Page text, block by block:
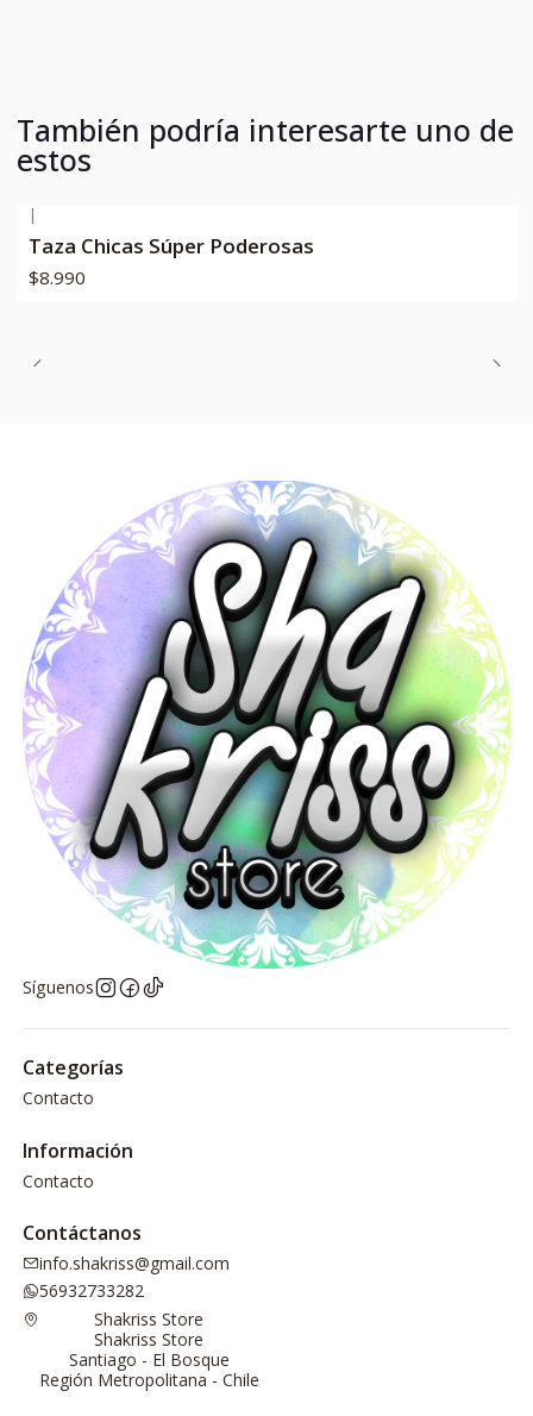
También podría interesarte uno de
estos
|
Taza Chicas Súper Poderosas
$8.990
Síguenos
Categorías
Contacto
Información
Contacto
Contáctanos
info.shakriss@gmail.com
56932733282
Shakriss Store
Shakriss Store
Santiago - El Bosque
Región Metropolitana - Chile